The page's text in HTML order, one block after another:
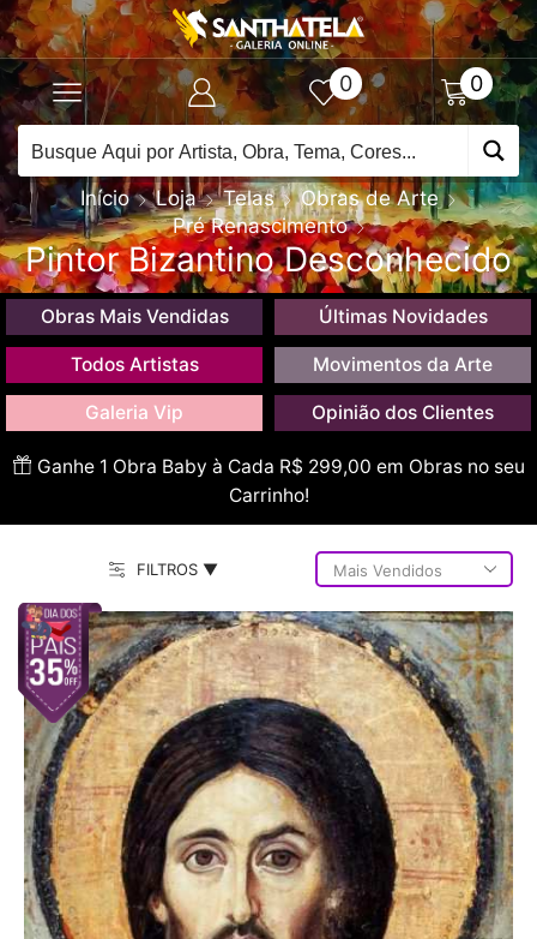
0 0
Início Loja Telas
Obras de Arte
Pré Renascimento
Pintor Bizantino Desconhecido
Obras Mais Vendidas Últimas Novidades
Todos Artistas Movimentos da Arte
Galeria Vip Opinião dos Clientes
Ganhe 1 Obra Baby à Cada R$ 299,00 em Obras no seu
Carrinho!
FILTROS ▼